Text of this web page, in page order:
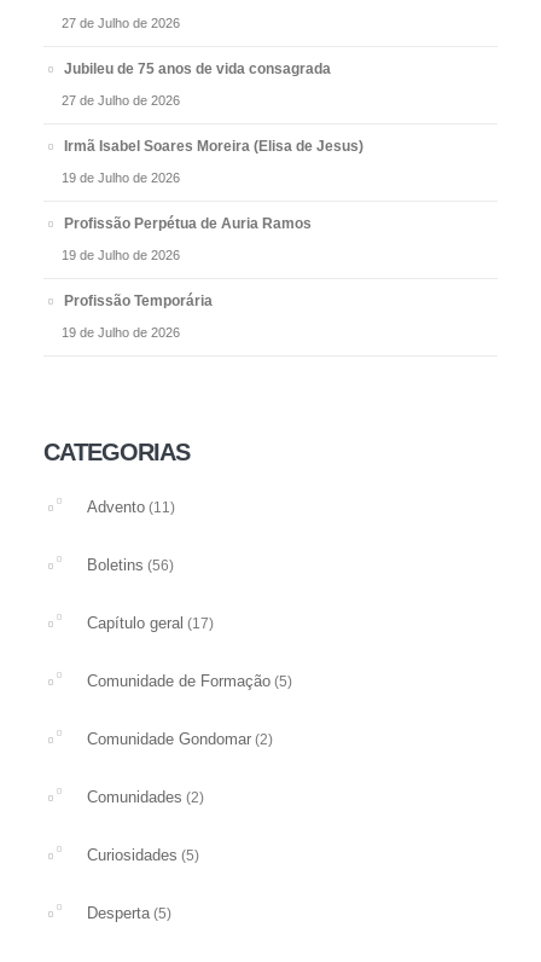
27 de Julho de 2026
Jubileu de 75 anos de vida consagrada
27 de Julho de 2026
Irmã Isabel Soares Moreira (Elisa de Jesus)
19 de Julho de 2026
Profissão Perpétua de Auria Ramos
19 de Julho de 2026
Profissão Temporária
19 de Julho de 2026
CATEGORIAS
Advento (11)
Boletins (56)
Capítulo geral (17)
Comunidade de Formação (5)
Comunidade Gondomar (2)
Comunidades (2)
Curiosidades (5)
Desperta(5)